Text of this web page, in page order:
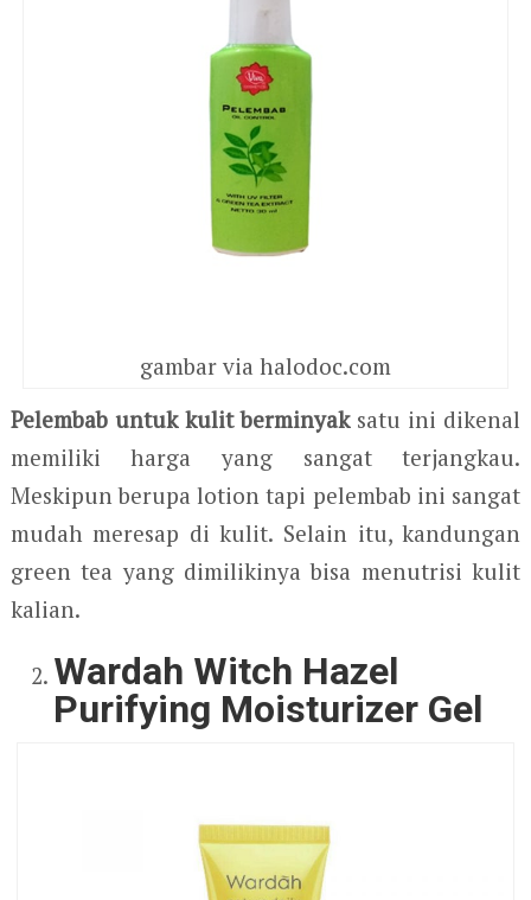
gambar via halodoc.com
Pelembab untuk kulit berminyaksatu ini dikenal
memiliki harga yang sangat terjangkau.
Meskipun berupa lotion tapi pelembab ini sangat
mudah meresap di kulit. Selain itu, kandungan
green tea yang dimilikinya bisa menutrisi kulit
kalian.
Wardah Witch Hazel
Purifying Moisturizer Gel